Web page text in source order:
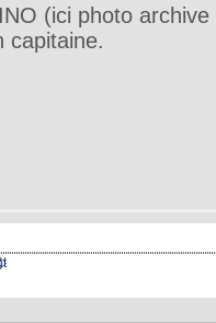
(ici photo
capitaine.